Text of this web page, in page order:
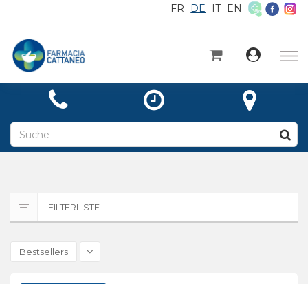
FR DE IT EN
Startseite
Kategorien
Aktuelles
Über
RezeptFILTERLISTE
Bestsellers